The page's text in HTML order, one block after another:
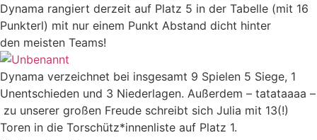
Dynama rangiert derzeit auf Platz 5 in der Tabelle (mit 16
Punkterl) mit nur einem Punkt Abstand dicht hinter
den meisten Teams!
Dynama verzeichnet bei insgesamt 9 Spielen 5 Siege, 1
Unentschieden und 3 Niederlagen. Außerdem – tatataaaa –
zu unserer großen Freude schreibt sich Julia mit 13(!)
Toren in die Torschütz*innenliste auf Platz 1.